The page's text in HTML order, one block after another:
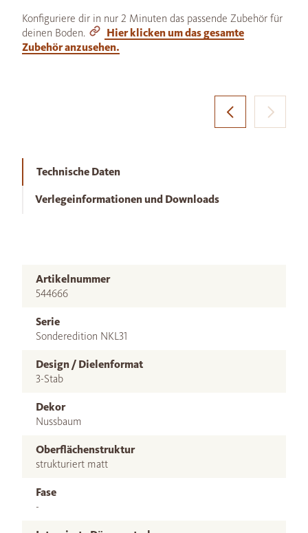
Konfiguriere dir in nur 2 Minuten das passende Zubehör für
deinen Boden.
Hier klicken um das gesamte
Zubehör anzusehen.
Technische Daten
Verlegeinformationen und Downloads
Artikelnummer
544666
Serie
Sonderedition NKL31
Design / Dielenformat
3-Stab
Dekor
Nussbaum
Oberflächenstruktur
strukturiert matt
Fase
-